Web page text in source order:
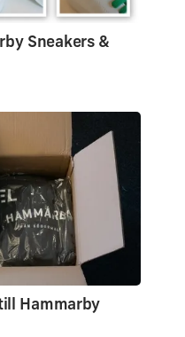
Sneakers &
Hammarby